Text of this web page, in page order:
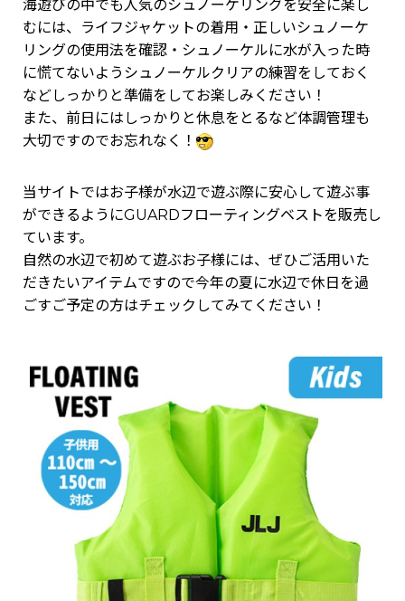
海遊びの中でも人気のシュノーケリングを安全に楽し
むには、ライフジャケットの着用・正しいシュノーケ
リングの使用法を確認・シュノーケルに水が入った時
に慌てないようシュノーケルクリアの練習をしておく
などしっかりと準備をしてお楽しみください！
また、前日にはしっかりと休息をとるなど体調管理も
大切ですのでお忘れなく！
当サイトではお子様が水辺で遊ぶ際に安心して遊ぶ事
ができるようにGUARDフローティングベストを販売し
ています。
自然の水辺で初めて遊ぶお子様には、ぜひご活用いた
だきたいアイテムですので今年の夏に水辺で休日を過
ごすご予定の方はチェックしてみてください！